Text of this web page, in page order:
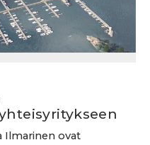
Ilmarinen ovat